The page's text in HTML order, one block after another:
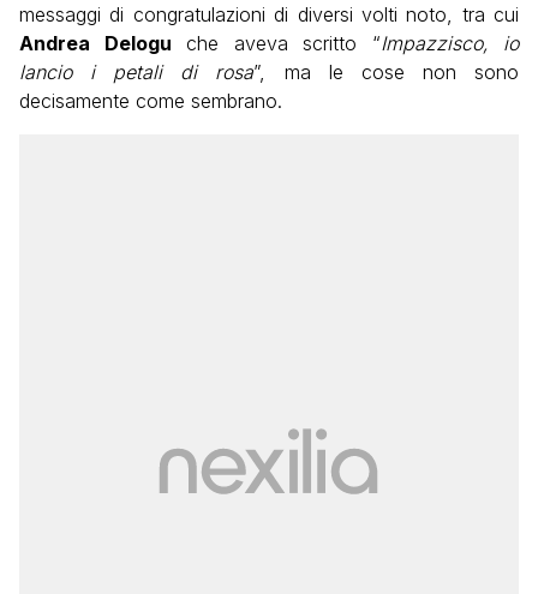
messaggi di congratulazioni di diversi volti noto, tra cui
Andrea Delogu che aveva scritto “Impazzisco, io
lancio i petali di rosa”, ma le cose non sono
decisamente come sembrano.